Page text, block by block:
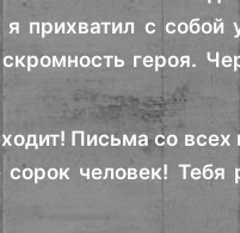
прихватил с собой
героя.
Письма со всех
человек! Тебя